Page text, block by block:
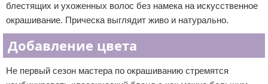
блестящих и ухоженных волос без намека на искусственное
окрашивание. Прическа выглядит живо и натурально.
Добавление цвета
Не первый сезон мастера по окрашиванию стремятся